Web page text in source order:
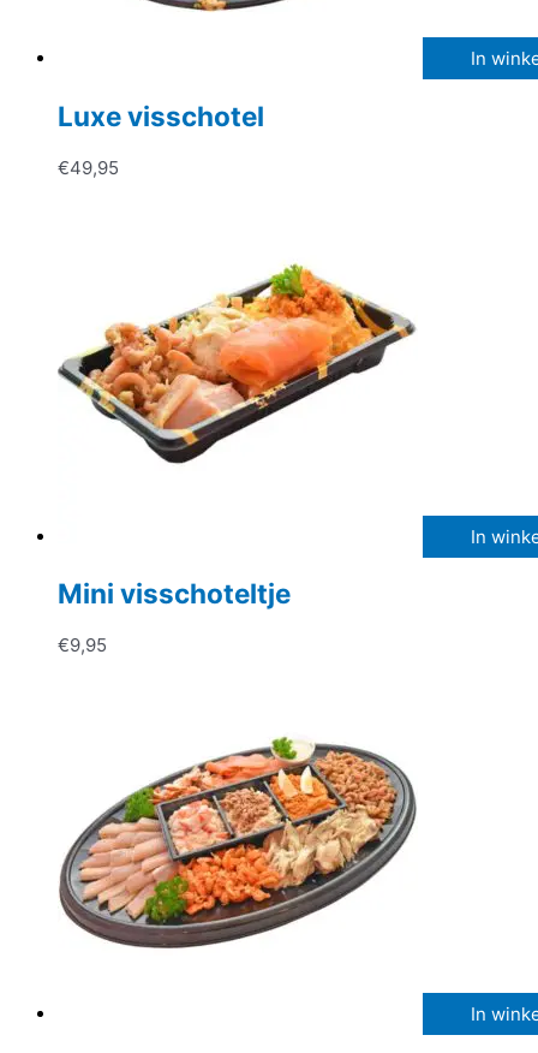
In
Luxe visschotel
€49,95
In
Mini visschoteltje
€9,95
In